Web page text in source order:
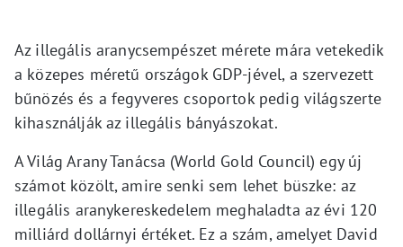
Az illegális aranycsempészet mérete mára vetekedik
a közepes méretű országok GDP-jével, a szervezett
bűnözés és a fegyveres csoportok pedig világszerte
kihasználják az illegális bányászokat.
A Világ Arany Tanácsa (World Gold Council) egy új
számot közölt, amire senki sem lehet büszke: az
illegális aranykereskedelem meghaladta az évi 120
milliárd dollárnyi értéket. Ez a szám, amelyet David